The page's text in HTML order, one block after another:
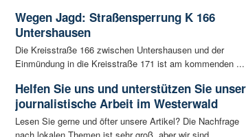
Wegen Jagd: Straßensperrung K 166
Untershausen
Die Kreisstraße 166 zwischen Untershausen und der
Einmündung in die Kreisstraße 171 ist am kommenden ...
Helfen Sie uns und unterstützen Sie
journalistische Arbeit im Westerwald
Lesen Sie gerne und öfter unsere Artikel? Die Nachfrage